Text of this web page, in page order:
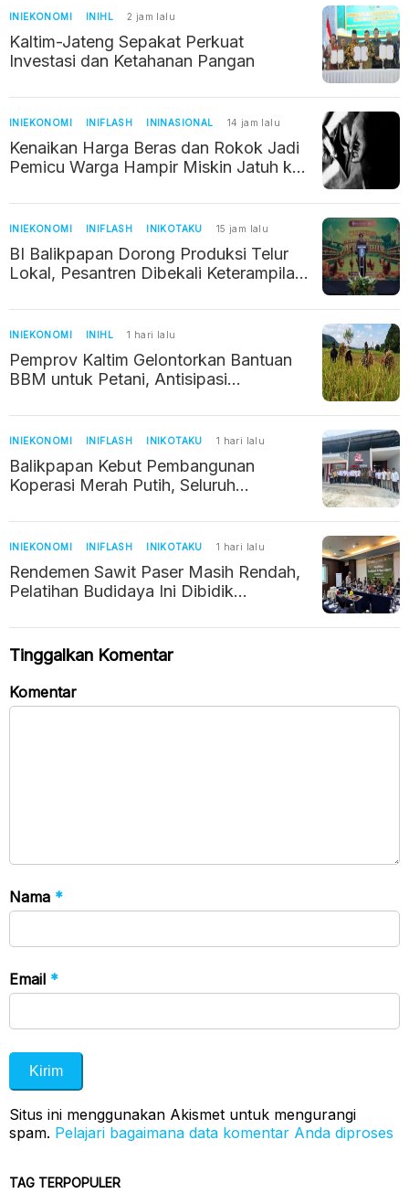
INIEKONOMI INIHL 2 jam lalu
Kaltim-Jateng Sepakat Perkuat
Investasi dan Ketahanan Pangan
INIEKONOMI INIFLASH ININASIONAL 14 jam lalu
Kenaikan Harga Beras dan Rokok Jadi
Pemicu Warga Hampir Miskin Jatuh ke
INIEKONOMI INIFLASH INIKOTAKU 15 jam lalu
BI Balikpapan Dorong Produksi Telur
Lokal, Pesantren Dibekali Keterampilan
INIEKONOMI INIHL 1 hari lalu
Pemprov Kaltim Gelontorkan Bantuan
BBM untuk Petani, Antisipasi
INIEKONOMI INIFLASH INIKOTAKU 1 hari lalu
Balikpapan Kebut Pembangunan
Koperasi Merah Putih, Seluruh
Bulan
INIEKONOMI INIFLASH INIKOTAKU 1 hari lalu
Rendemen Sawit Paser Masih Rendah,
Pelatihan Budidaya Ini Dibidik
Tinggalkan Komentar
Komentar
Nama *
Email *
Situs ini menggunakan Akismet untuk mengurangi
spam. Pelajari bagaimana data komentar Anda diproses
TAG TERPOPULER